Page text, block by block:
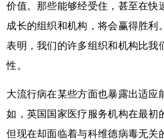
价值。那些能够经受住，甚至在快
成长的组织和机构，将会赢得胜利
表明，我们的许多组织和机构比我
性。
大流行病在某些方面也暴露出适应
如，英国国家医疗服务机构在最初
但现在却面临着与科维德病毒无关